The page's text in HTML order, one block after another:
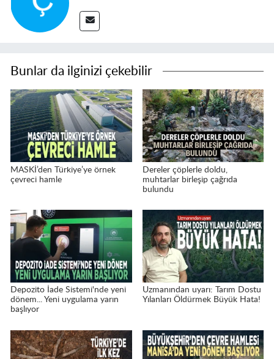
Bunlar da ilginizi çekebilir
MASKİ’den Türkiye’ye örnek
çevreci hamle
Dereler çöplerle doldu,
muhtarlar birleşip çağrıda
bulundu
Depozito İade Sistemi'nde yeni
dönem... Yeni uygulama yarın
başlıyor
Uzmanından uyarı: Tarım Dostu
Yılanları Öldürmek Büyük Hata!